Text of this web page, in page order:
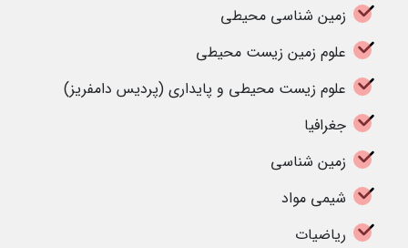
زمین شناسی محیطی
علوم زمین زیست محیطی
علوم زیست محیطی و پایداری (پردیس دامفریز)
جغرافیا
زمین شناسی
شیمی مواد
ریاضیات